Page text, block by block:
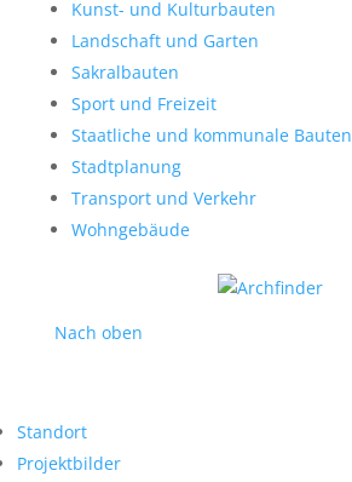
Kunst- und Kulturbauten
Landschaft und Garten
Sakralbauten
Sport und Freizeit
Staatliche und kommunale Bauten
Stadtplanung
Transport und Verkehr
Wohngebäude
Nach oben
Standort
Projektbilder